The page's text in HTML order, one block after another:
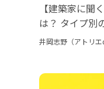
【建築家に聞
は？ タイプ別
井岡志野（アトリ